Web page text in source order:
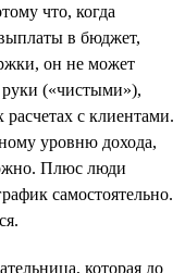
что, когда
выплаты в бюджет,
он не может
руки («чистыми»),
с клиентами.
уровню дохода,
Плюс люди
самостоятельно.
которая до